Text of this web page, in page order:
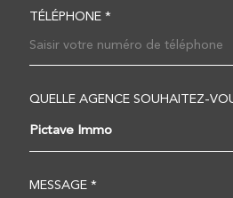
TÉLÉPHONE *
QUELLE AGENCE SOUHAITEZ-
Pictave Immo
MESSAGE *